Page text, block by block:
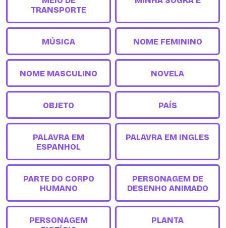
TRANSPORTE
MÚSICA NOME FEMININO
NOME MASCULINO NOVELA
OBJETO PAÍS
PALAVRA EM
ESPANHOL
PALAVRA EM INGLES
PARTE DO CORPO
HUMANO
PERSONAGEM DE
DESENHO ANIMADO
PERSONAGEM
PLANTA